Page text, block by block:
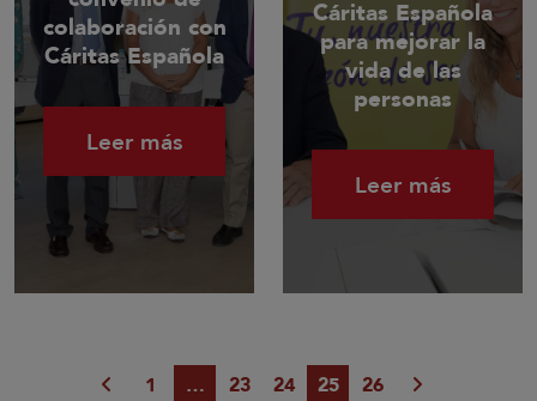
colaboración con
Cáritas Española
Leer más
Cáritas Española
para mejorar la
vida de las
personas
Leer más
1 … 23 24 25 26